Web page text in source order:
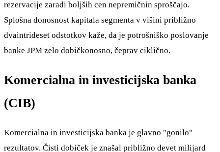
rezervacije zaradi boljših cen nepremičnin sproščajo.
Splošna donosnost kapitala segmenta v višini približno
dvaintrideset odstotkov kaže, da je potrošniško poslovanje
banke JPM zelo dobičkonosno, čeprav ciklično.
Komercialna in investicijska banka
(CIB)
Komercialna in investicijska banka je glavno "gonilo"
rezultatov. Čisti dobiček je znašal približno devet milijard